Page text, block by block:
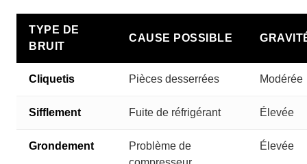
TYPE DE
BRUIT
CAUSE POSSIBLE
Cliquetis Pièces desserrées Modérée
Sifflement Fuite de réfrigérant Élevée
Grondement
Problème de
Élevée